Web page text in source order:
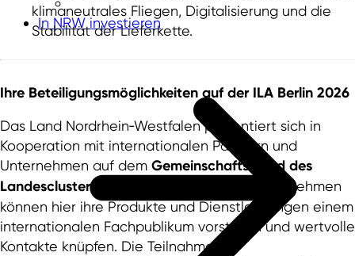
In NRW investieren
klimaneutrales Fliegen, Digitalisierung und die
Stabilität der Lieferkette.
Ihre Beteiligungsmöglichkeiten auf der ILA Berlin 2026
Das Land Nordrhein‑Westfalen präsentiert sich in
Kooperation mit internationalen Partnern und
Unternehmen auf dem Gemeinschaftsstand des
Landesclusters Aerospace.NRW
. NRW-Unternehmen
können hier ihre Produkte und Dienstleistungen einem
internationalen Fachpublikum vorstellen und wertvolle
Kontakte knüpfen. Die Teilnahme am